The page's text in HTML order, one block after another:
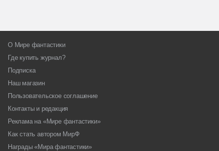
О Мире фантастики
Где купить журнал?
Подписка
Наш магазин
Пользовательское соглашение
Контакты и редакция
Реклама на «Мире фантастики»
Как стать автором МирФ
Награды «Мира фантастики»